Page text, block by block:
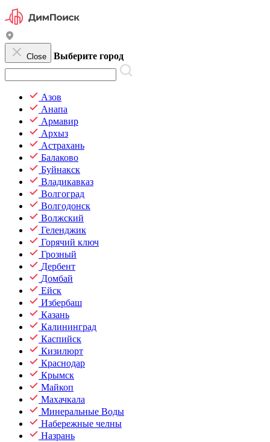
Close Выберите город
Азов
Анапа
Армавир
Архыз
Астрахань
Балаково
Буйнакск
Владикавказ
Волгоград
Волгодонск
Волжский
Геленджик
Горячий ключ
Грозный
Дербент
Домбай
Ейск
Избербаш
Казань
Калининград
Каспийск
Кизилюрт
Краснодар
Крымск
Майкоп
Махачкала
Минеральные Воды
Набережные челны
Назрань